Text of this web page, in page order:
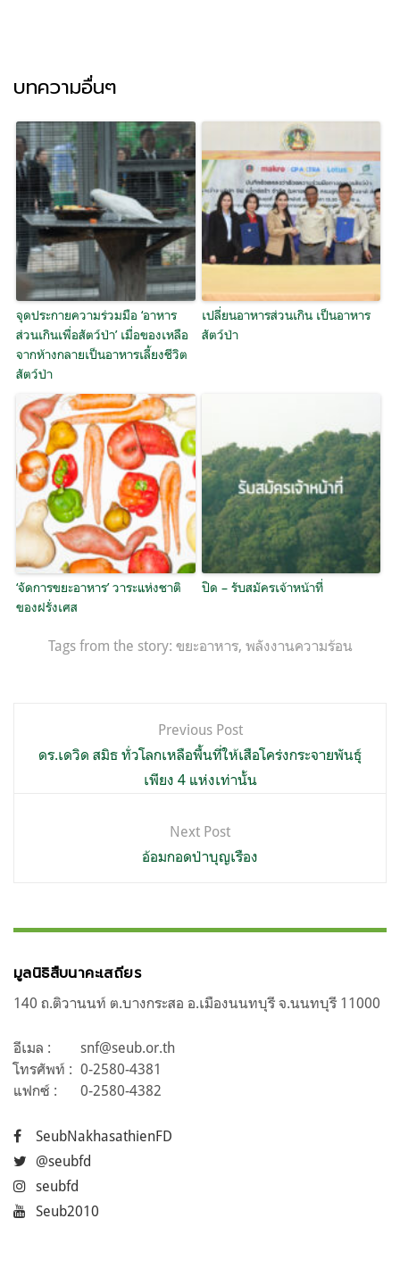
บทความอื่นๆ
จุดประกายความร่วมมือ ‘อาหาร
ส่วนเกินเพื่อสัตว์ป่า’ เมื่อของเหลือ
จากห้างกลายเป็นอาหารเลี้ยงชีวิต
สัตว์ป่า
เปลี่ยนอาหารส่วนเกิน เป็นอาหาร
สัตว์ป่า
‘จัดการขยะอาหาร’ วาระแห่งชาติ
ของฝรั่งเศส
ปิด – รับสมัครเจ้าหน้าที่
Tags from the story: ขยะอาหาร, พลังงานความร้อน
เรื่อง
Previous Post
ดร.เดวิด สมิธ ทั่วโลกเหลือพื้นที่ให้เสือโคร่งกระจายพันธุ์
เพียง 4 แห่งเท่านั้น
Next Post
อ้อมกอดป่าบุญเรือง
มูลนิธิสืบนาคะเสถียร
140 ถ.ติวานนท์ ต.บางกระสอ อ.เมืองนนทบุรี จ.นนทบุรี 11000
อีเมล :
snf@seub.or.th
โทรศัพท์ : 0-2580-4381
แฟกซ์ :
0-2580-4382
SeubNakhasathienFD
@seubfd
seubfd
Seub2010